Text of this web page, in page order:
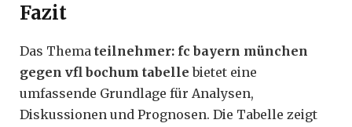
Fazit
Das Thema teilnehmer: fc bayern münchen
gegen vfl bochum tabelle bietet eine
umfassende Grundlage für Analysen,
Diskussionen und Prognosen. Die Tabelle zeigt